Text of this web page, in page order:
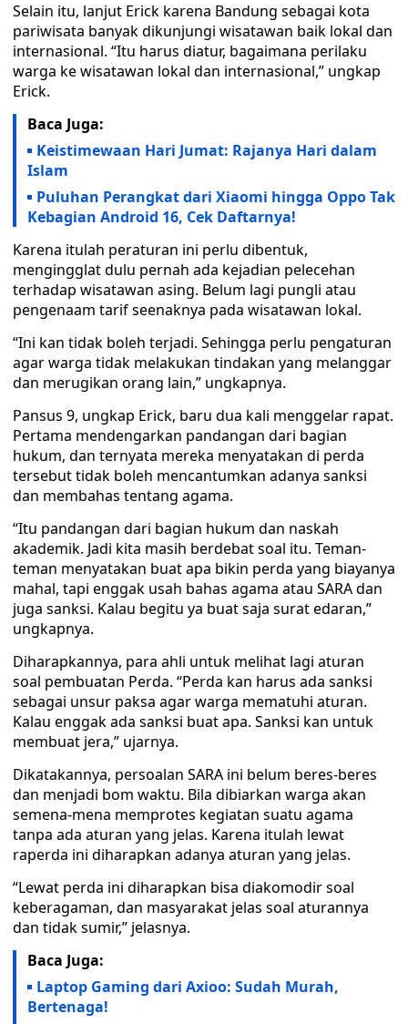
Selain itu, lanjut Erick karena Bandung sebagai kota
pariwisata banyak dikunjungi wisatawan baik lokal dan
internasional. “Itu harus diatur, bagaimana perilaku
warga ke wisatawan lokal dan internasional,” ungkap
Erick.
Baca Juga:
Keistimewaan Hari Jumat: Rajanya Hari dalam
Islam
Puluhan Perangkat dari Xiaomi hingga Oppo Tak
Kebagian Android 16, Cek Daftarnya!
Karena itulah peraturan ini perlu dibentuk,
mengingglat dulu pernah ada kejadian pelecehan
terhadap wisatawan asing. Belum lagi pungli atau
pengenaam tarif seenaknya pada wisatawan lokal.
“Ini kan tidak boleh terjadi. Sehingga perlu pengaturan
agar warga tidak melakukan tindakan yang melanggar
dan merugikan orang lain,” ungkapnya.
Pansus 9, ungkap Erick, baru dua kali menggelar rapat.
Pertama mendengarkan pandangan dari bagian
hukum, dan ternyata mereka menyatakan di perda
tersebut tidak boleh mencantumkan adanya sanksi
dan membahas tentang agama.
“Itu pandangan dari bagian hukum dan naskah
akademik. Jadi kita masih berdebat soal itu. Teman-
teman menyatakan buat apa bikin perda yang biayanya
mahal, tapi enggak usah bahas agama atau SARA dan
juga sanksi. Kalau begitu ya buat saja surat edaran,”
ungkapnya.
Diharapkannya, para ahli untuk melihat lagi aturan
soal pembuatan Perda. “Perda kan harus ada sanksi
sebagai unsur paksa agar warga mematuhi aturan.
Kalau enggak ada sanksi buat apa. Sanksi kan untuk
membuat jera,” ujarnya.
Dikatakannya, persoalan SARA ini belum beres-beres
dan menjadi bom waktu. Bila dibiarkan warga akan
semena-mena memprotes kegiatan suatu agama
tanpa ada aturan yang jelas. Karena itulah lewat
raperda ini diharapkan adanya aturan yang jelas.
“Lewat perda ini diharapkan bisa diakomodir soal
keberagaman, dan masyarakat jelas soal aturannya
dan tidak sumir,” jelasnya.
Baca Juga:
Laptop Gaming dari Axioo: Sudah Murah,
Bertenaga!